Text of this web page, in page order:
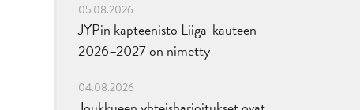
05.08.2026
JYPin kapteenisto Liiga-kauteen
2026–2027 on nimetty
04.08.2026